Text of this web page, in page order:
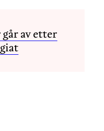
av etter